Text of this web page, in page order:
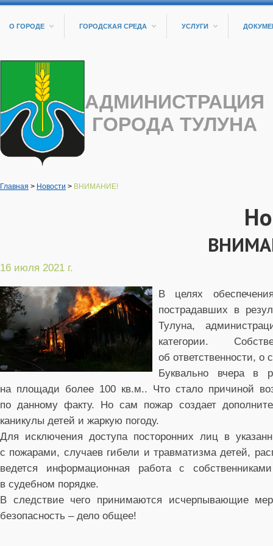
О ГОРОДЕ ГОРОДСКАЯ СРЕДА УСЛУГИ
АДМИНИСТРАЦИЯ
ГОРОДА ТУЛУНА
Главная > Новости > ВНИМАНИЕ!
16 июля 2021 г.
В целях
пострадавших в
Тулуна,
категории.
об ответственности, о
Буквально вчера в
на площади более 100 кв.м.. Что стало причиной
по данному факту. Но сам пожар создает
каникулы детей и жаркую погоду.
Для исключения доступа посторонних лиц в
с пожарами, случаев гибели и травматизма детей,
ведется информационная работа с
в судебном порядке.
В следствие чего принимаются исчерпывающие
безопасность – дело общее!